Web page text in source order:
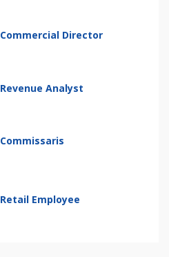
Commercial Director
Revenue Analyst
Commissaris
Retail Employee